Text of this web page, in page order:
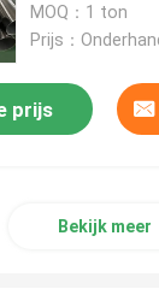
van niet meer
Geruite Plaat
MOQ：1 ton
Prijs：
prijs
Bekijk meer